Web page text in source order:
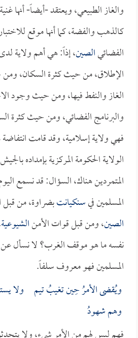
والغاز الطبيعي، ويعتقد -أيضاً- أنها
كالذهب والفضة، كما أنها موقع
الفضائيالصين، إذاً: هي أهم ولاية
الإطلاق، من حيث كثرة السكان،
الغاز والنفط فيها، ومن حيث وجود
والبرنامج الفضائي، ومن حيث كثرة
فهي ولاية إسلامية، وقد قامت
الولاية الحكومة المركزية بإمداده
المتمردين هناك، السؤال: قد نسمع
المسلمين فيسنكيانتبضراوة، من
الصين، ومن قبل قوات الأمنالشيوعية
نفسه ما هو موقف الغرب؟ لا نسأل
المسلمين فهو معروف سلفاً.
ويُقضى الأمرُ حِين تغيبُ تيم ولا
وهم شهودُ